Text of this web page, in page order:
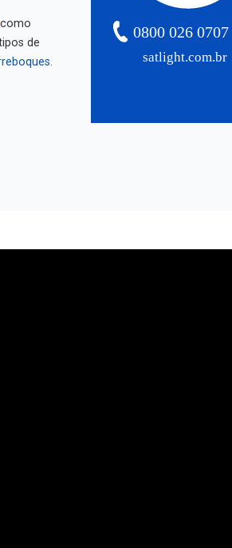
como
de
satlight.com.br
0800 026 0707